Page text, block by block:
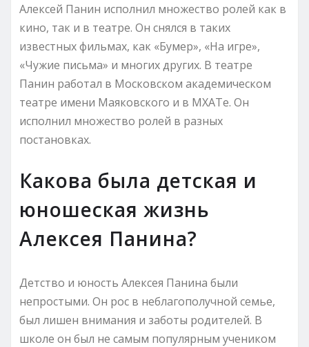
Алексей Панин исполнил множество ролей как в
кино, так и в театре. Он снялся в таких
известных фильмах, как «Бумер», «На игре»,
«Чужие письма» и многих других. В театре
Панин работал в Московском академическом
театре имени Маяковского и в МХАТе. Он
исполнил множество ролей в разных
постановках.
Какова была детская и
юношеская жизнь
Алексея Панина?
Детство и юность Алексея Панина были
непростыми. Он рос в неблагополучной семье,
был лишен внимания и заботы родителей. В
школе он был не самым популярным учеником